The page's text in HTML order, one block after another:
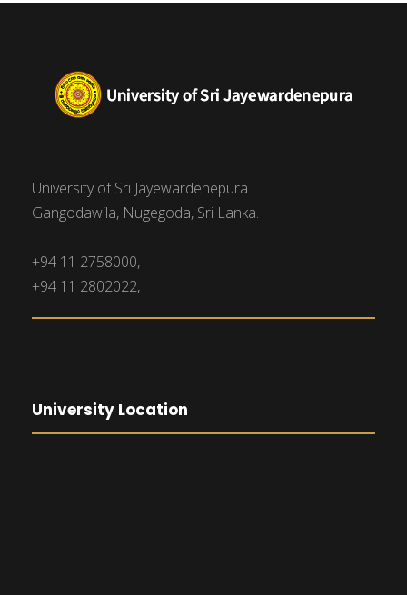
University of Sri Jayewardenepura
Gangodawila, Nugegoda, Sri Lanka.
+94 11 2758000,
+94 11 2802022,
University Location